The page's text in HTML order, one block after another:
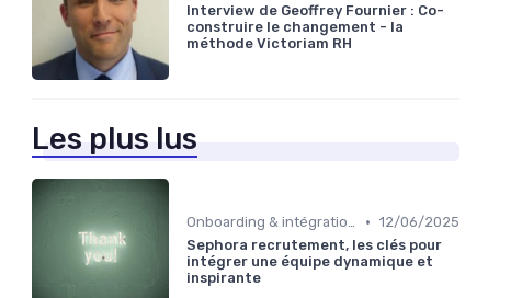
Interview de Geoffrey Fournier : Co-
construire le changement - la
méthode Victoriam RH
Les plus lus
Onboarding & intégration des talents • 12/06/2025
Sephora recrutement, les clés pour
intégrer une équipe dynamique et
inspirante